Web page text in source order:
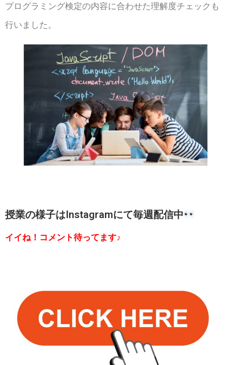
プログラミング検定の内容に合わせた理解度チェックも
行いました 。
授業の様子はInstagramにて毎週配信中
イイね！コメント待ってます♪